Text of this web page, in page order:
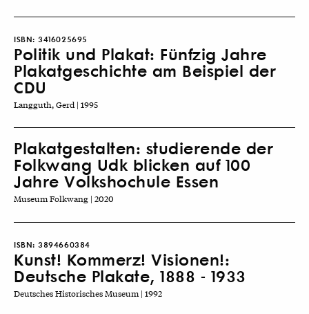
ISBN: 3416025695
Politik und Plakat: Fünfzig Jahre
Plakatgeschichte am Beispiel der
CDU
Langguth, Gerd | 1995
Plakatgestalten: studierende der
Folkwang Udk blicken auf 100
Jahre Volkshochule Essen
Museum Folkwang | 2020
ISBN: 3894660384
Kunst! Kommerz! Visionen!:
Deutsche Plakate, 1888 - 1933
Deutsches Historisches Museum | 1992